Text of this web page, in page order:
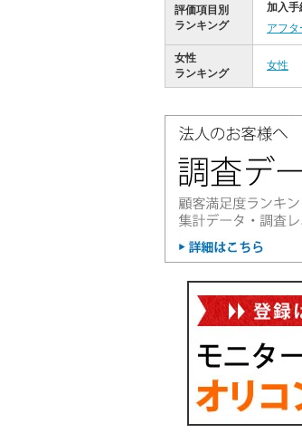
評価項目別
ランキング
加入手
アフタ
女性
ランキング
女性